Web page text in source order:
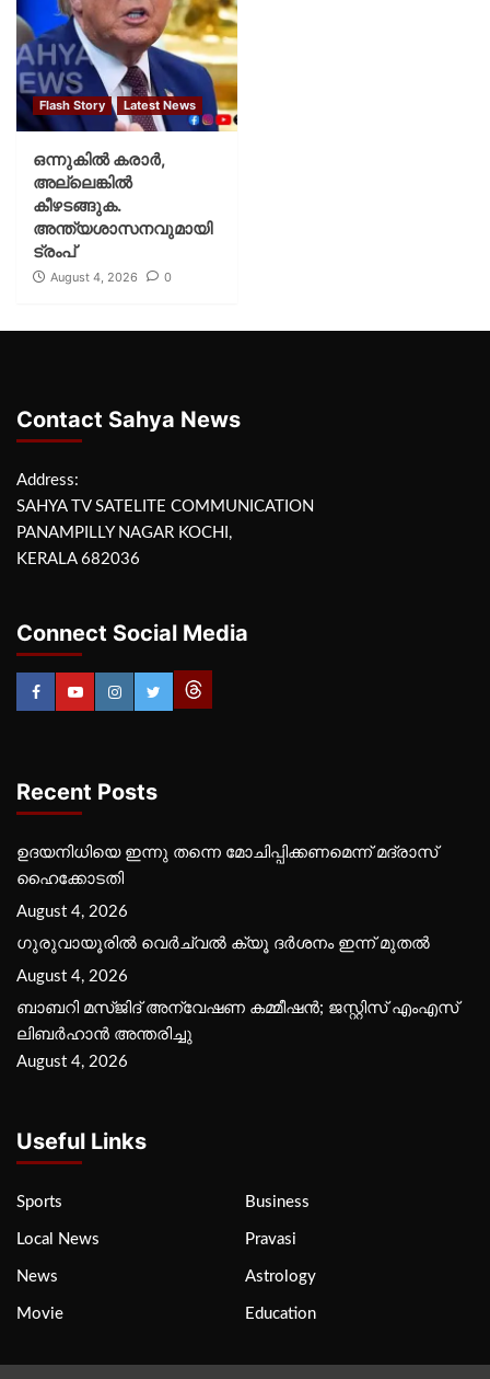
Flash Story Latest News
ഒന്നുകില്‍ കരാര്‍,
അല്ലെങ്കില്‍
കീഴടങ്ങുക.
അന്ത്യശാസനവുമായി
ട്രംപ്
August 4, 2026 0
Contact Sahya News
Address:
SAHYA TV SATELITE COMMUNICATION
PANAMPILLY NAGAR KOCHI,
KERALA 682036
Connect Social Media
Recent Posts
ഉദയനിധിയെ ഇന്നു തന്നെ മോചിപ്പിക്കണമെന്ന് മദ്രാസ്
ഹൈക്കോടതി
August 4, 2026
ഗുരുവായൂരില്‍ വെര്‍ച്വല്‍ ക്യൂ ദര്‍ശനം ഇന്ന് മുതല്‍
August 4, 2026
ബാബറി മസ്ജിദ് അന്വേഷണ കമ്മീഷന്‍; ജസ്റ്റിസ് എംഎസ്
ലിബര്‍ഹാന്‍ അന്തരിച്ചു
August 4, 2026
Useful Links
Sports Business
Local News Pravasi
News Astrology
Movie Education